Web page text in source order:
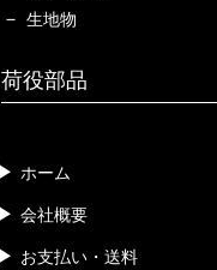
生地物
荷役部品
ホーム
会社概要
お支払い・送料